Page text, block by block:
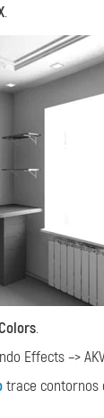
.
.
Effects –>
trace contornos